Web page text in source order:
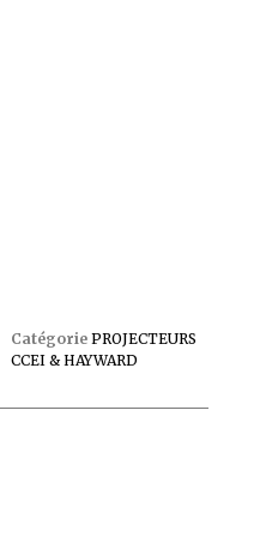
Catégorie PROJECTEURS
CCEI & HAYWARD